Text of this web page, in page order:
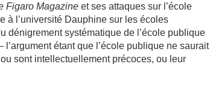
Figaro Magazine et ses attaques sur l’école
à l’université Dauphine sur les écoles
dénigrement systématique de l’école publique
étant que l’école publique ne saurait
sont intellectuellement précoces, ou leur